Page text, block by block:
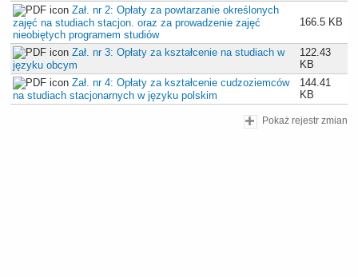
Zał. nr 2: Opłaty za powtarzanie określonych
zajęć na studiach stacjon. oraz za prowadzenie zajęć
nieobiętych programem studiów
166.5 KB
Zał. nr 3: Opłaty za kształcenie na studiach w
języku obcym
122.43
KB
Zał. nr 4: Opłaty za kształcenie cudzoziemców
na studiach stacjonarnych w języku polskim
144.41
KB
Pokaż rejestr zmian